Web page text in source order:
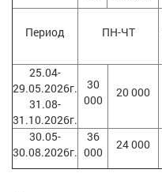
Период ПН-ЧТ
25.04-
29.05.2026г.
31.08-
31.10.2026г.
30
000
20 000
30.05-
30.08.2026г.
36
000
24 000